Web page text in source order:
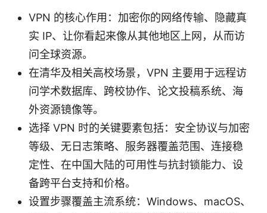
VPN 的核心作用：加密你的网络传输、隐藏真
实 IP、让你看起来像从其他地区上网，从而访
问全球资源。
在清华及相关高校场景，VPN 主要用于远程访
问学术数据库、跨校协作、论文投稿系统、海
外资源镜像等。
选择 VPN 时的关键要素包括：安全协议与加密
等级、无日志策略、服务器覆盖范围、连接稳
定性、在中国大陆的可用性与抗封锁能力、设
备跨平台支持和价格。
设置步骤覆盖主流系统：Windows、macOS、